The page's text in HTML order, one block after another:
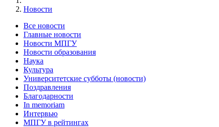
Новости
Все новости
Главные новости
Новости МПГУ
Новости образования
Наука
Культура
Университетские субботы (новости)
Поздравления
Благодарности
In memoriam
Интервью
МПГУ в рейтингах